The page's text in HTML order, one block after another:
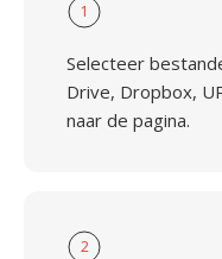
1
Selecteer
Drive, Dropbox,
naar de pagina.
2